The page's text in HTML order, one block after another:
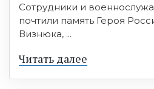
Сотрудники и
почтили память Героя
Визнюка, ...
Читать далее